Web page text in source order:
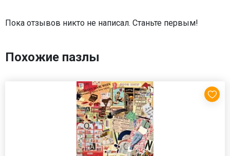
Пока отзывов никто не написал. Станьте первым!
Похожие пазлы